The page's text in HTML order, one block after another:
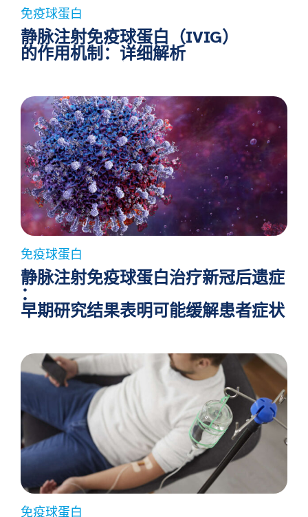
免疫球蛋白
静脉注射免疫球蛋白（IVIG）
的作用机制：详细解析
免疫球蛋白
静脉注射免疫球蛋白治疗新冠后遗症
：
早期研究结果表明可能缓解患者症状
免疫球蛋白